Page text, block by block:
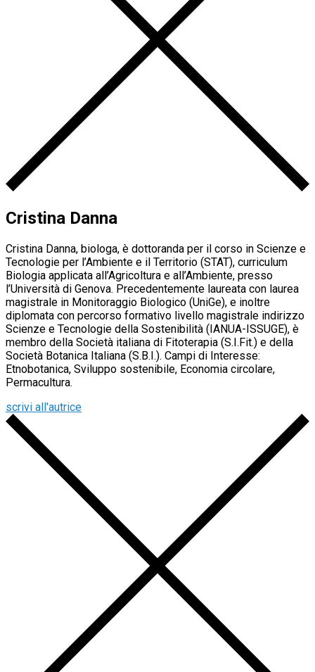
Cristina Danna
Cristina Danna, biologa, è dottoranda per il corso in Scienze e
Tecnologie per l’Ambiente e il Territorio (STAT), curriculum
Biologia applicata all’Agricoltura e all’Ambiente, presso
l’Università di Genova. Precedentemente laureata con laurea
magistrale in Monitoraggio Biologico (UniGe), e inoltre
diplomata con percorso formativo livello magistrale indirizzo
Scienze e Tecnologie della Sostenibilità (IANUA-ISSUGE), è
membro della Società italiana di Fitoterapia (S.I.Fit.) e della
Società Botanica Italiana (S.B.I.). Campi di Interesse:
Etnobotanica, Sviluppo sostenibile, Economia circolare,
Permacultura.
scrivi all'autrice